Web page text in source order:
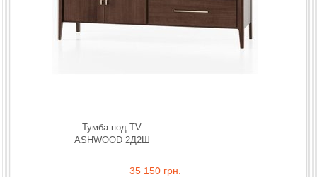
Тумба под TV
ASHWOOD 2Д2Ш
35 150 грн.